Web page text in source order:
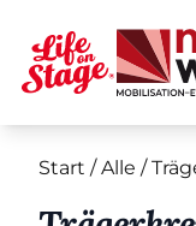
Start /Alle /